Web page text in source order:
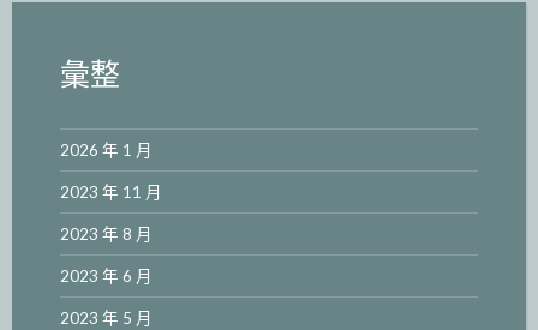
彙整
2026 年 1 月
2023 年 11 月
2023 年 8 月
2023 年 6 月
2023 年 5 月